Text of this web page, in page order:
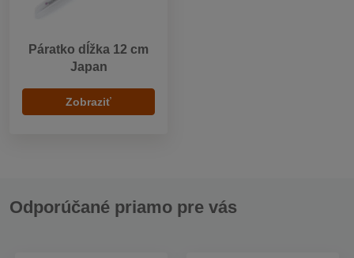
Páratko dĺžka 12 cm
Japan
Zobraziť
Odporúčané priamo pre vás